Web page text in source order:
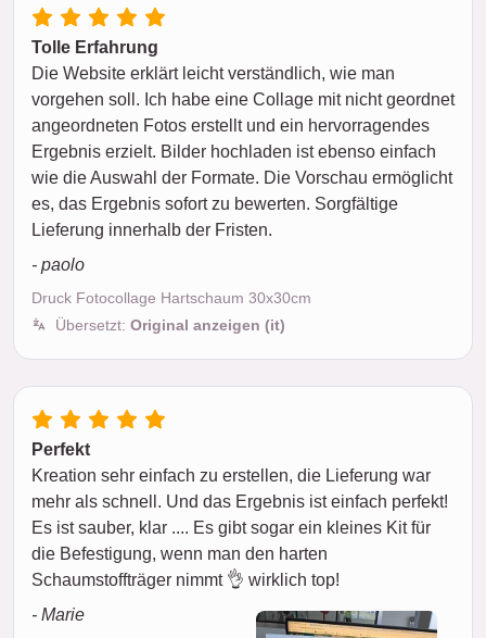
Tolle Erfahrung
Die Website erklärt leicht verständlich, wie man
vorgehen soll. Ich habe eine Collage mit nicht geordnet
angeordneten Fotos erstellt und ein hervorragendes
Ergebnis erzielt. Bilder hochladen ist ebenso einfach
wie die Auswahl der Formate. Die Vorschau ermöglicht
es, das Ergebnis sofort zu bewerten. Sorgfältige
Lieferung innerhalb der Fristen.
- paolo
Druck Fotocollage Hartschaum 30x30cm
Übersetzt: Original anzeigen (it)
Perfekt
Kreation sehr einfach zu erstellen, die Lieferung war
mehr als schnell. Und das Ergebnis ist einfach perfekt!
Es ist sauber, klar .... Es gibt sogar ein kleines Kit für
die Befestigung, wenn man den harten
Schaumstoffträger nimmt 👌 wirklich top!
- Marie